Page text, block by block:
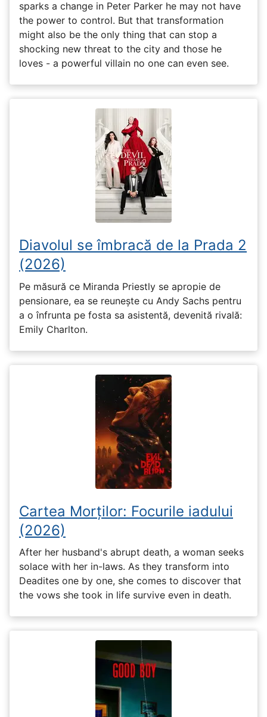
sparks a change in Peter Parker he may not have
the power to control. But that transformation
might also be the only thing that can stop a
shocking new threat to the city and those he
loves - a powerful villain no one can even see.
Diavolul se îmbracă de la Prada 2
(2026)
Pe măsură ce Miranda Priestly se apropie de
pensionare, ea se reunește cu Andy Sachs pentru
a o înfrunta pe fosta sa asistentă, devenită rivală:
Emily Charlton.
Cartea Morților: Focurile iadului
(2026)
After her husband's abrupt death, a woman seeks
solace with her in-laws. As they transform into
Deadites one by one, she comes to discover that
the vows she took in life survive even in death.